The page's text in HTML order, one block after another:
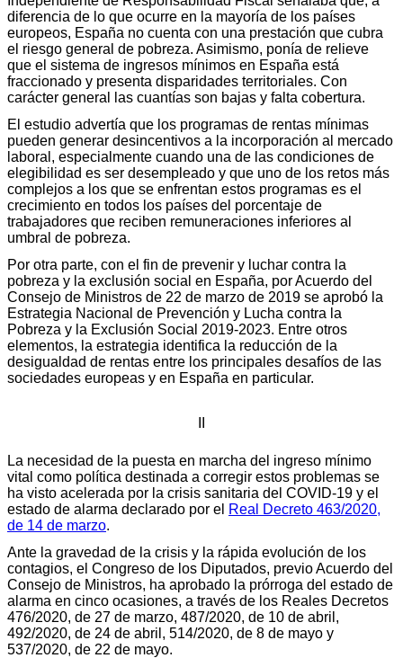
diferencia de lo que ocurre en la mayoría de los países
europeos, España no cuenta con una prestación que cubra
el riesgo general de pobreza. Asimismo, ponía de relieve
que el sistema de ingresos mínimos en España está
fraccionado y presenta disparidades territoriales. Con
carácter general las cuantías son bajas y falta cobertura.
El estudio advertía que los programas de rentas mínimas
pueden generar desincentivos a la incorporación al mercado
laboral, especialmente cuando una de las condiciones de
elegibilidad es ser desempleado y que uno de los retos más
complejos a los que se enfrentan estos programas es el
crecimiento en todos los países del porcentaje de
trabajadores que reciben remuneraciones inferiores al
umbral de pobreza.
Por otra parte, con el fin de prevenir y luchar contra la
pobreza y la exclusión social en España, por Acuerdo del
Consejo de Ministros de 22 de marzo de 2019 se aprobó la
Estrategia Nacional de Prevención y Lucha contra la
Pobreza y la Exclusión Social 2019-2023. Entre otros
elementos, la estrategia identifica la reducción de la
desigualdad de rentas entre los principales desafíos de las
sociedades europeas y en España en particular.
La necesidad de la puesta en marcha del ingreso mínimo
vital como política destinada a corregir estos problemas se
ha visto acelerada por la crisis sanitaria del COVID-19 y el
estado de alarma declarado por el Real Decreto 463/2020,
de 14 de marzo.
Ante la gravedad de la crisis y la rápida evolución de los
contagios, el Congreso de los Diputados, previo Acuerdo del
Consejo de Ministros, ha aprobado la prórroga del estado de
alarma en cinco ocasiones, a través de los Reales Decretos
476/2020, de 27 de marzo, 487/2020, de 10 de abril,
492/2020, de 24 de abril, 514/2020, de 8 de mayo y
537/2020, de 22 de mayo.